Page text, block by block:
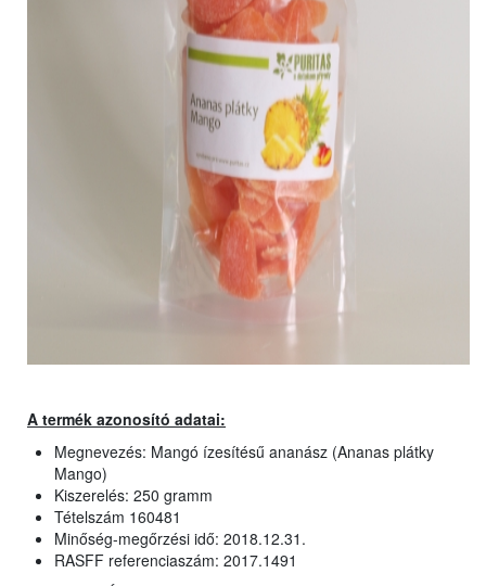
A termék azonosító adatai:
Megnevezés: Mangó ízesítésű ananász (Ananas plátky
Mango)
Kiszerelés: 250 gramm
Tételszám 160481
Minőség-megőrzési idő: 2018.12.31.
RASFF referenciaszám: 2017.1491